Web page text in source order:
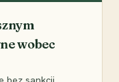
wobec